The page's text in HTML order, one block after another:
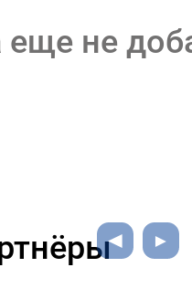
не